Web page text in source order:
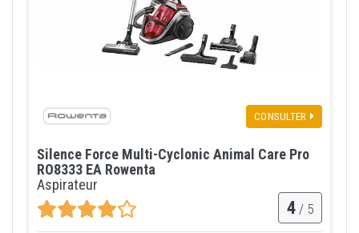
CONSULTER
Silence Force Multi-Cyclonic Animal Care Pro
RO8333 EA Rowenta
Aspirateur
4 / 5